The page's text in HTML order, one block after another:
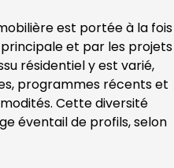
est portée à la fois
et par les projets
résidentiel y est varié,
programmes récents et
Cette diversité
éventail de profils, selon